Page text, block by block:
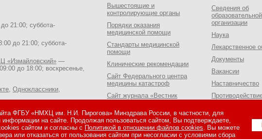
21:00; суббота-
до 21:00; суббота-
«Измайловский» —
до 18:00; воскресенье,
Одноклассники
, страницы в соцсетях:
Вышестоящие и
контролирующие органы
Порядки оказания
медицинской помощи
Стандарты медицинской
помощи
Клинические рекомендации
Сайт Федерального центра
медицины катастроф
Сайт журнала «Вестник
хирургического Центра им.
Н.И. Пирогова»
Сайт журнала «Врач и
информационные
Сведения об
образовательной
организации
Наука
Лекарственное
Документы
Вакансии
Наставничество
качества
медицинскими
организациями
ФГБУ «НМХЦ им. Н.И. Пирогова» Минздрава России, в частности, для
на сайте. Продолжая пользоваться сайтом, Вы подтверждаете,
сайтом и согласны с Политикой в отношении файлов cookies. Вы можете
или отказаться от пользования сайтом при несогласии с условиями сбора